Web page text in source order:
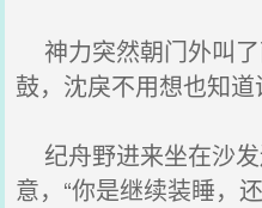
神力突然朝门外叫
鼓，沈戾不用想也知道
纪舟野进来坐在沙
意，“你是继续装睡，